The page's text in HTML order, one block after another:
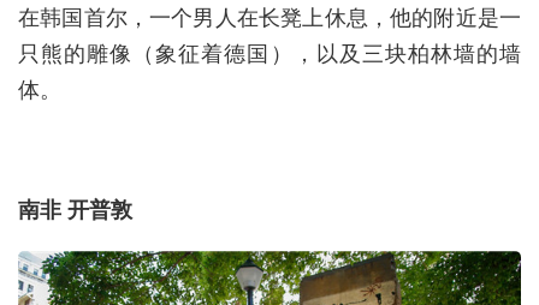
在韩国首尔，一个男人在长凳上休息，他的附近是一
只熊的雕像（象征着德国），以及三块柏林墙的墙
体。
南非 开普敦